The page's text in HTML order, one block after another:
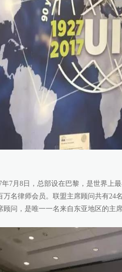
7月8日，总部设在巴黎，是世界上
万名律师会员。联盟主席顾问共有
问，是唯一一名来自东亚地区的主席